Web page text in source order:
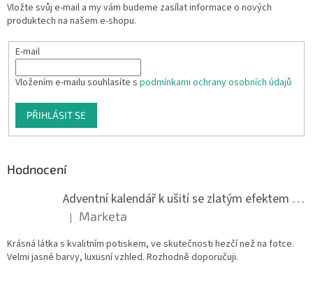
Vložte svůj e-mail a my vám budeme zasílat informace o nových
produktech na našem e-shopu.
E-mail
Vložením e-mailu souhlasíte s podmínkami ochrany osobních údajů
PŘIHLÁSIT SE
Hodnocení
Adventní kalendář k ušití se zlatým efektem 042Q
Hodnocení produktu je 5 z 5 hvězdiček.
| Marketa
Krásná látka s kvalitním potiskem, ve skutečnosti hezčí než na fotce.
Velmi jasné barvy, luxusní vzhled. Rozhodně doporučuji.